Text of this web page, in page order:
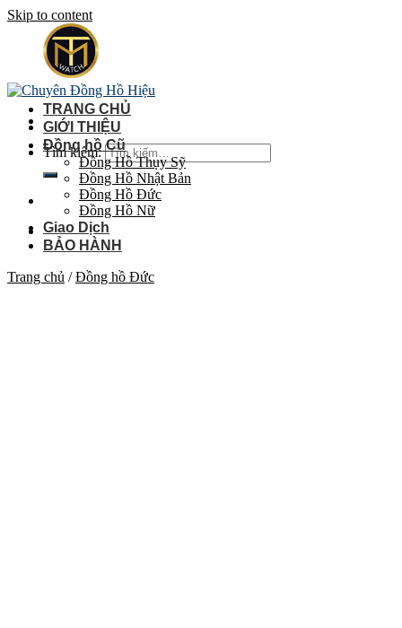
Skip to content
Tìm kiếm:
TRANG CHỦ
GIỚI THIỆU
Đồng hồ Cũ
Đồng Hồ Thụy Sỹ
Đồng Hồ Nhật Bản
Đồng Hồ Đức
Đồng Hồ Nữ
Giao Dịch
BẢO HÀNH
Trang chủ / Đồng hồ Đức